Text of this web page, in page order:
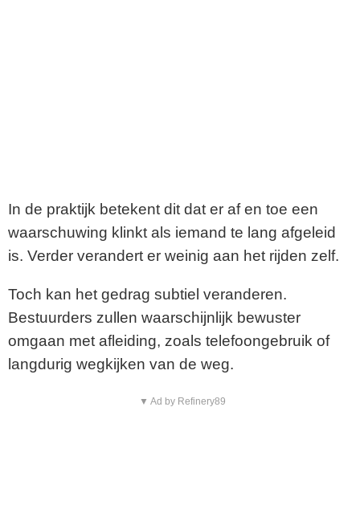
In de praktijk betekent dit dat er af en toe een
waarschuwing klinkt als iemand te lang afgeleid
is. Verder verandert er weinig aan het rijden zelf.
Toch kan het gedrag subtiel veranderen.
Bestuurders zullen waarschijnlijk bewuster
omgaan met afleiding, zoals telefoongebruik of
langdurig wegkijken van de weg.
▼ Ad by Refinery89